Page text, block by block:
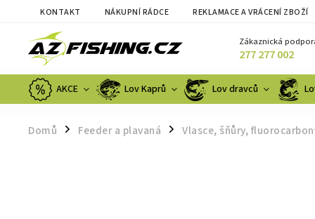
KONTAKT NÁKUPNÍ RÁDCE REKLAMACE A VRÁCENÍ ZBOŽÍ
Zákaznická
277 277 002
AKCE Lov Kaprů Lov dravců
Domů / Feeder a plavaná / Vlasce, šňůry,